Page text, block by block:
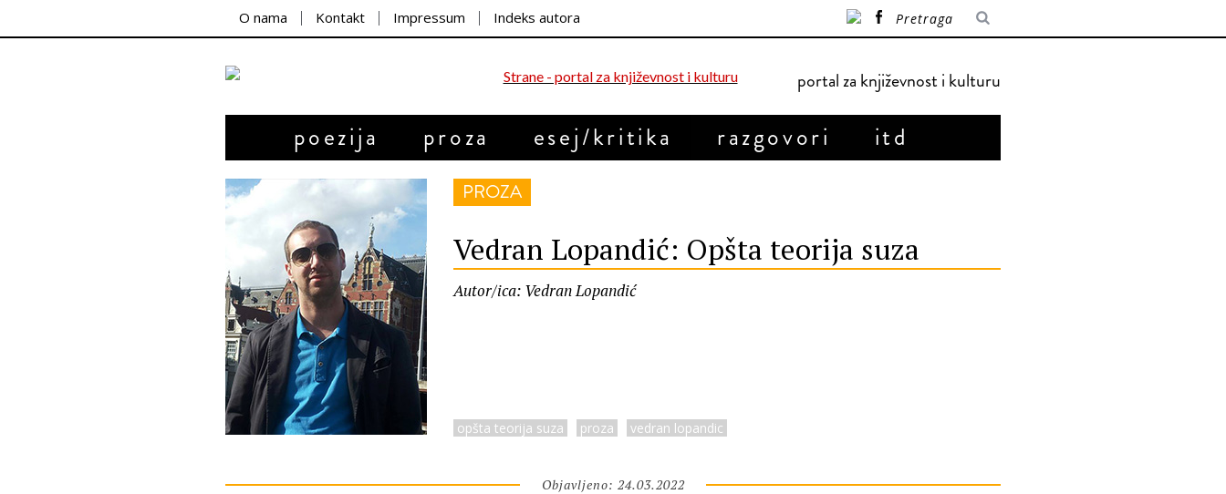
O nama Kontakt Impressum Indeks autora
portal za književnost i kulturu
poezija proza esej/kritika razgovori itd
PROZA
Vedran Lopandić: Opšta teorija suza
Autor/ica: Vedran Lopandić
opšta teorija suza proza vedran lopandic
Objavljeno: 24.03.2022